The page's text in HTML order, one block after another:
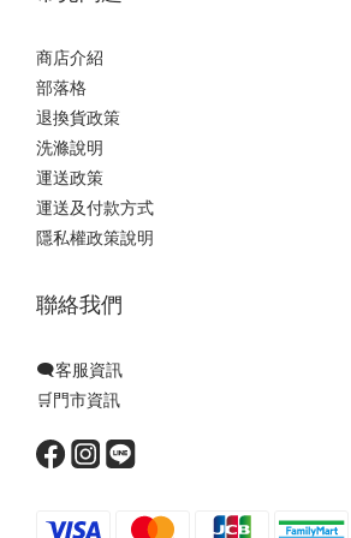
商店介紹
部落格
退換貨政策
洗滌說明
運送政策
運送及付款方式
隱私權政策說明
聯絡我們
🗨️客服資訊
🛒門市資訊